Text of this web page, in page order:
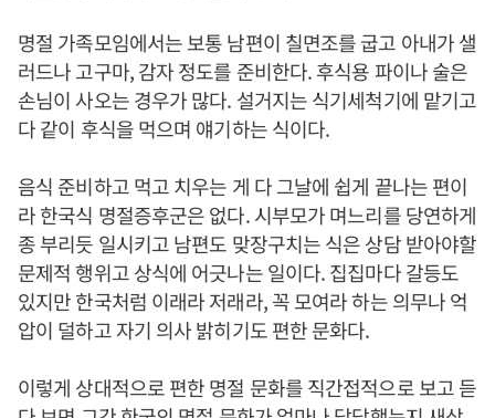
명절 가족모임에서는 보통 남편이 칠면조를 굽고 아내가 샐
러드나 고구마, 감자 정도를 준비한다. 후식용 파이나 술은
손님이 사오는 경우가 많다. 설거지는 식기세척기에 맡기고
다 같이 후식을 먹으며 얘기하는 식이다.
음식 준비하고 먹고 치우는 게 다 그날에 쉽게 끝나는 편이
라 한국식 명절증후군은 없다. 시부모가 며느리를 당연하게
종 부리듯 일시키고 남편도 맞장구치는 식은 상담 받아야할
문제적 행위고 상식에 어긋나는 일이다. 집집마다 갈등도
있지만 한국처럼 이래라 저래라, 꼭 모여라 하는 의무나 억
압이 덜하고 자기 의사 밝히기도 편한 문화다.
이렇게 상대적으로 편한 명절 문화를 직간접적으로 보고 듣